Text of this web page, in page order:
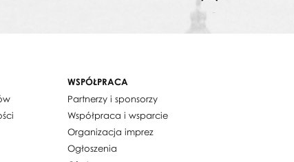
WSPÓŁPRACA
Partnerzy i sponsorzy
Współpraca i wsparcie
Organizacja imprez
Ogłoszenia